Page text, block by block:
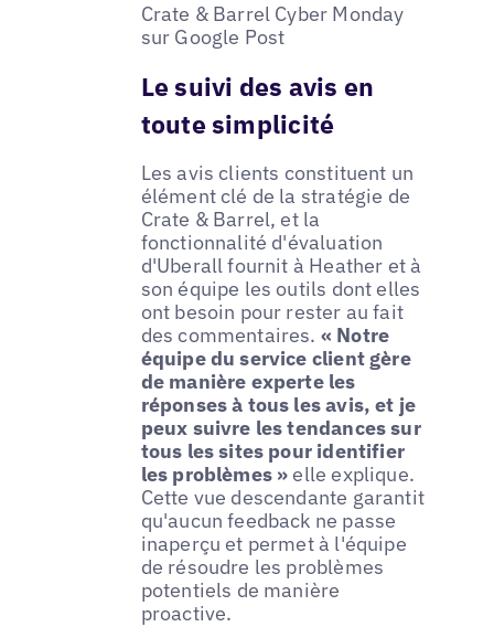
Crate & Barrel Cyber Monday
sur Google Post
Le suivi des avis en
toute simplicité
Les avis clients constituent un
élément clé de la stratégie de
Crate & Barrel, et la
fonctionnalité d'évaluation
d'Uberall fournit à Heather et à
son équipe les outils dont elles
ont besoin pour rester au fait
des commentaires. « Notre
équipe du service client gère
de manière experte les
réponses à tous les avis, et je
peux suivre les tendances sur
tous les sites pour identifier
les problèmes » elle explique.
Cette vue descendante garantit
qu'aucun feedback ne passe
inaperçu et permet à l'équipe
de résoudre les problèmes
potentiels de manière
proactive.